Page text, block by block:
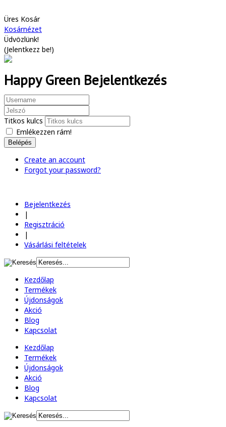
Üres Kosár
Kosárnézet
Üdvözlünk!
(Jelentkezz be!)
Happy Green Bejelentkezés
Titkos kulcs
Emlékezzen rám!
Belépés
Create an account
Forgot your password?
Bejelentkezés
|
Regisztráció
|
Vásárlási feltételek
Kezdőlap
Termékek
Újdonságok
Akció
Blog
Kapcsolat
Kezdőlap
Termékek
Újdonságok
Akció
Blog
Kapcsolat